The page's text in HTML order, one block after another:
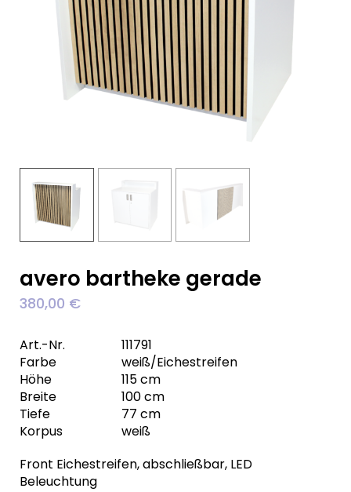
avero bartheke gerade
380,00 €
Art.-Nr.
111791
Farbe
weiß/Eichestreifen
Höhe
115 cm
Breite
100 cm
Tiefe
77 cm
Korpus
weiß
Front Eichestreifen, abschließbar, LED
Beleuchtung